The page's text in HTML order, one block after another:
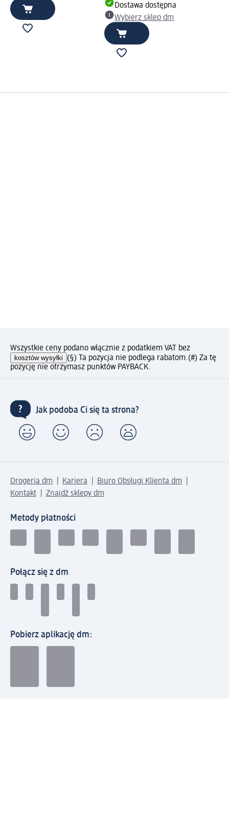
Dostawa dostępna
Wybierz sklep dm
Wszystkie ceny podano włącznie z podatkiem VAT bez
kosztów wysyłki (§) Ta pozycja nie podlega rabatom.(#) Za tę
pozycję nie otrzymasz punktów PAYBACK.
Jak podoba Ci się ta strona?
Drogeria dm Kariera
Biuro Obsługi Klienta dm
Kontakt
Znajdź sklepy dm
Metody płatności
Połącz się z dm
Pobierz aplikację dm: